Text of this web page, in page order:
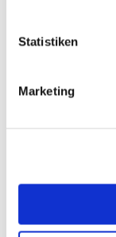
Statistiken
Marketing
Contact